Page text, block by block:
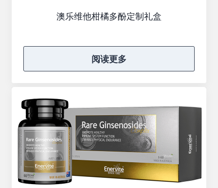
澳乐维他柑橘多酚定制礼盒
阅读更多